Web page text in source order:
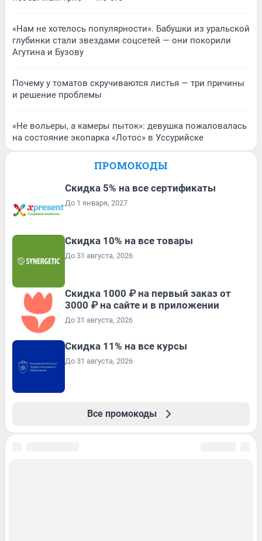
«Нам не хотелось популярности». Бабушки из уральской
глубинки стали звездами соцсетей — они покорили
Агутина и Бузову
Почему у томатов скручиваются листья — три причины
и решение проблемы
«Не вольеры, а камеры пыток»: девушка пожаловалась
на состояние экопарка «Лотос» в Уссурийске
ПРОМОКОДЫ
Скидка 5% на все сертификаты
До 1 января, 2027
Скидка 10% на все товары
До 31 августа, 2026
Скидка 1000 ₽ на первый заказ от
3000 ₽ на сайте и в приложении
До 31 августа, 2026
Скидка 11% на все курсы
До 31 августа, 2026
Все промокоды